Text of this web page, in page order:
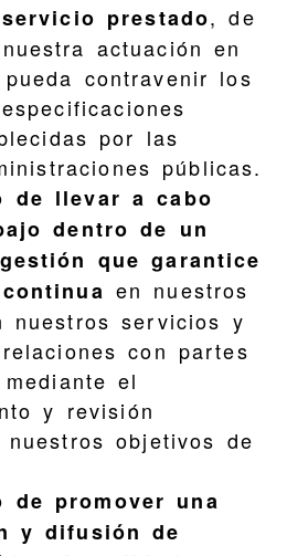
prestado, de
actuación en
contravenir los
por las
públicas.
de llevar a cabo
dentro de un
que garantice
en nuestros
nuestros servicios y
con partes
el
y revisión
objetivos de
de promover una
y difusión de